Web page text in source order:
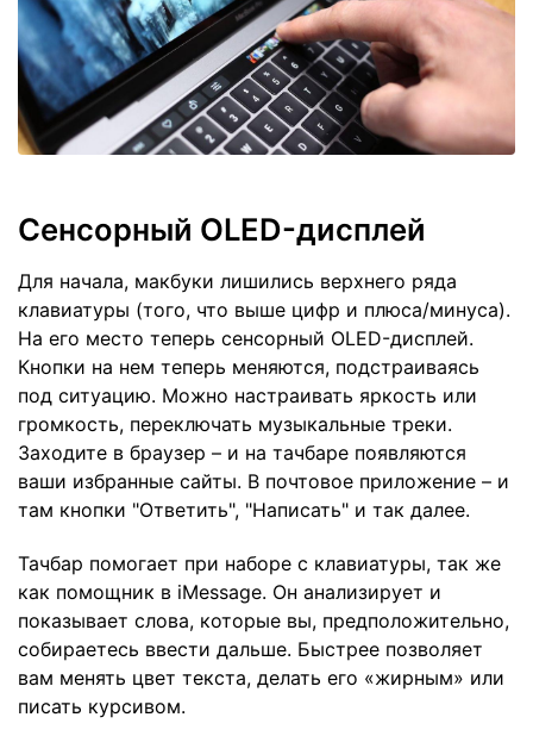
Сенсорный OLED-дисплей
Для начала, макбуки лишились верхнего ряда
клавиатуры (того, что выше цифр и плюса/минуса).
На его место теперь сенсорный OLED-дисплей.
Кнопки на нем теперь меняются, подстраиваясь
под ситуацию. Можно настраивать яркость или
громкость, переключать музыкальные треки.
Заходите в браузер – и на тачбаре появляются
ваши избранные сайты. В почтовое приложение – и
там кнопки "Ответить", "Написать" и так далее.
Тачбар помогает при наборе с клавиатуры, так же
как помощник в iMessage. Он анализирует и
показывает слова, которые вы, предположительно,
собираетесь ввести дальше. Быстрее позволяет
вам менять цвет текста, делать его «жирным» или
писать курсивом.